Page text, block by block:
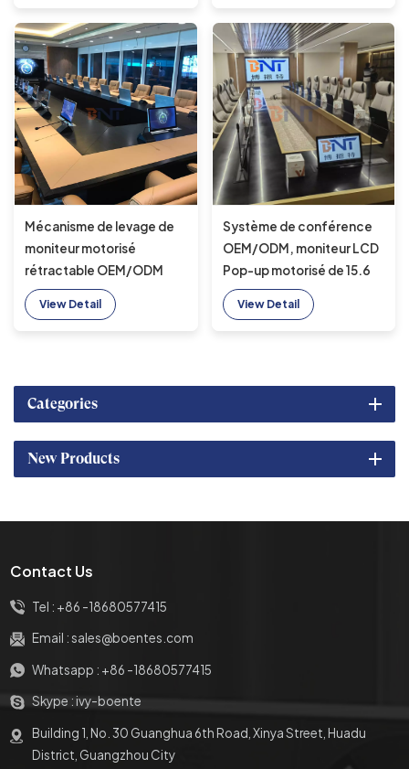
papier
motorisé pour réunion
Mécanisme de levage de
moniteur motorisé
rétractable OEM/ODM
17.3 pouces, mécanisme
de levage de télévision
View Detail
Système de conférence
OEM/ODM, moniteur LCD
Pop-up motorisé de 15.6
pouces, taille
personnalisée, écran
View Detail
Categories
New Products
Contact Us
Tel : +86 -18680577415
Email :sales@boentes.com
Whatsapp : +86 -18680577415
Skype :ivy-boente
Building 1, No. 30 Guanghua 6th Road, Xinya Street, Huadu
District, Guangzhou City